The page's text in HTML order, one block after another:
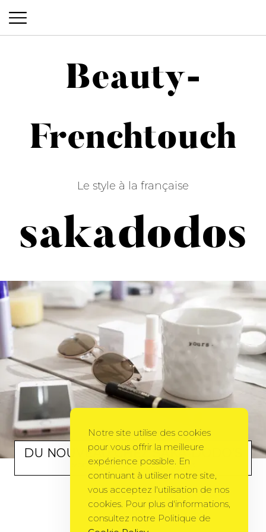
Beauty-Frenchtouch
Beauty-
Frenchtouch
Le style à la française
sakadodos
DU NOUVEAU CHEZ SAKA-DODO’S
MODEBYSAKADODOS 17 JANVIER 2013
Notre site utilise des cookies
pour vous offrir la meilleure
expérience possible. En
continuant à utiliser notre site,
vous acceptez l'utilisation de nos
cookies. Pour plus d'informations,
consultez notre Politique de